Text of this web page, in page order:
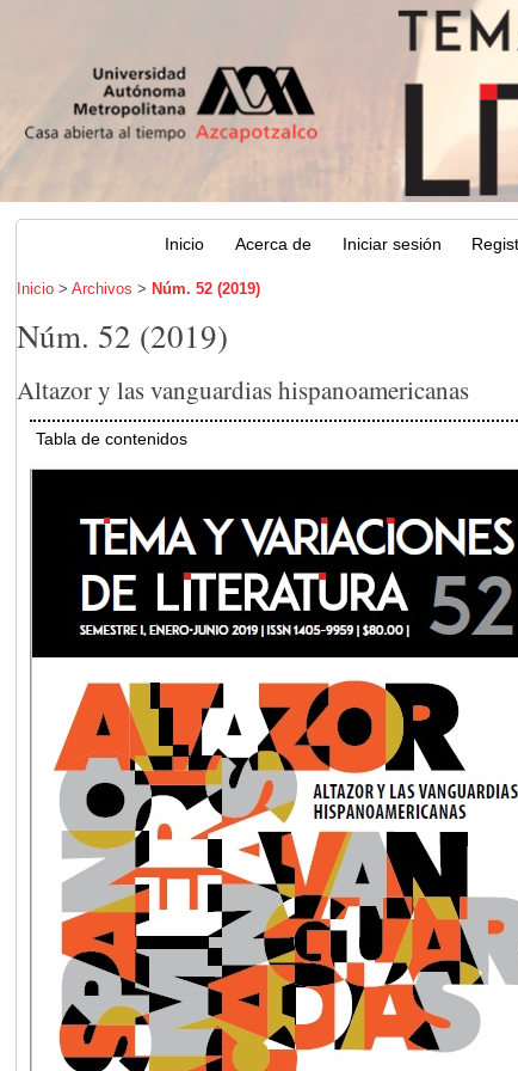
Inicio Acerca de Iniciar sesión
Inicio >Archivos > Núm. 52 (2019)
Núm. 52 (2019)
Altazor y las vanguardias hispanoamericanas
Tabla de contenidos